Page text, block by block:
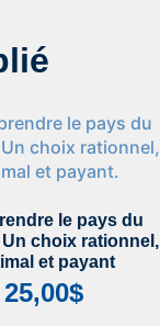
le pays du
choix rationnel,
et payant
25,00$